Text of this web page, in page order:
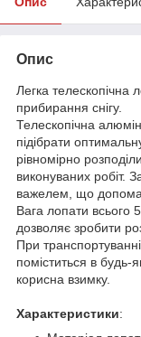
Опис
Легка телескопічна
прибирання снігу.
Телескопічна
підібрати
рівномірно
виконуваних робіт.
важелем, що
Вага лопати всього
дозволяє зробити
При
поміститься в будь-
корисна взимку.
Характеристики: